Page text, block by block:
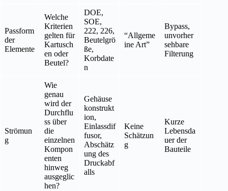
Passform
der
Elemente
Welche
Kriterien
gelten für
Kartusch
en oder
Beutel?
DOE,
SOE,
222, 226,
Beutelgrö
ße,
Korbdate
n
“Allgeme
ine Art”
Bypass,
unvorher
sehbare
Filterung
Strömun
g
Wie
genau
wird der
Durchflu
ss über
die
einzelnen
Kompon
enten
hinweg
ausgeglic
hen?
Gehäuse
konstrukt
ion,
Einlassdif
fusor,
Abschätz
ung des
Druckabf
alls
Keine
Schätzun
g
Kurze
Lebensda
uer der
Bauteile